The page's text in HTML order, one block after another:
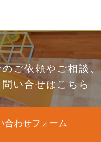
のご依頼やご相談、
問い合せはこちら
合わせフォーム